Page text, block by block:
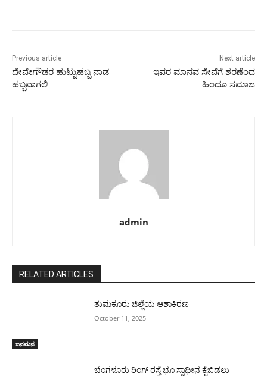
Previous article
ದೇವೇಗೌಡರ ಹುಟ್ಟುಹಬ್ಬ ನಾಡ
ಹಬ್ಬವಾಗಲಿ
Next article
ಇವರ ಮಾನವ ಸೇವೆಗೆ ಶರಣೆಂದ
ಹಿಂದೂ ಸಮಾಜ
admin
RELATED ARTICLES
ಜನಮನ
ತುಮಕೂರು ಜಿಲ್ಲೆಯ ಆಶಾಕಿರಣ
October 11, 2025
ಬೆಂಗಳೂರು ರಿಂಗ್ ರಸ್ತೆ ಭೂ ಸ್ವಾಧೀನ ಕೈಬಿಡಲು